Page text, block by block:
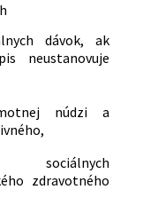
dávok, ak
neustanovuje
núdzi a
sociálnych
zdravotného